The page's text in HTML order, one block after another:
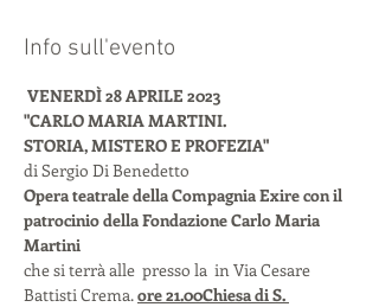
Info sull'evento
VENERDÌ 28 APRILE 2023
"CARLO MARIA MARTINI.
STORIA, MISTERO E PROFEZIA"
di Sergio Di Benedetto
Opera teatrale della Compagnia Exire con il
patrocinio della Fondazione Carlo Maria
Martini
che si terrà alle presso la in Via Cesare
Battisti Crema. ore 21.00Chiesa di S.